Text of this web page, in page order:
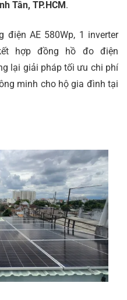
Tân, TP.HCM.
AE 580Wp, 1 inverter
kết hợp đồng hồ đo điện
lại giải pháp tối ưu chi phí
minh cho hộ gia đình tại